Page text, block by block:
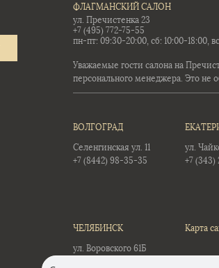
ФЛАГМАНСКИЙ САЛОН
ул. Пречистенка 23
+7 (495) 772-75-55
пн-пт: 09:30-20:00, сб: 10:00-18:00,
Уважаемые гости салона на
персонального менеджера. Это не
ВОЛГОГРАД
Селенгинская ул. 11
+7 (8442) 98-35-35
ул.
+7 (343)
ЧЕЛЯБИНСК
ул. Воровского 61Б
Карта